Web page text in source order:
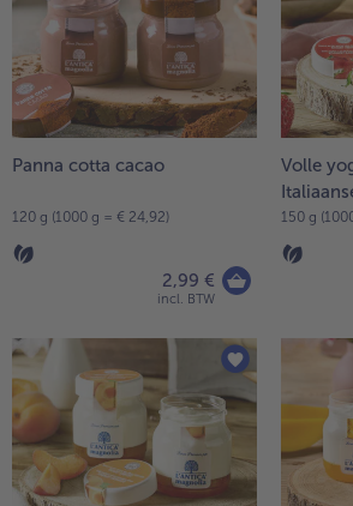
- 5 € bij aankoop van 7
Panna cotta cacao
120 g (1000 g = € 24,92)
2,99 €
incl. BTW
Volle
150 g